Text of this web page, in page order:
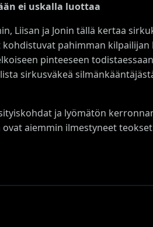
ei uskalla luottaa
Liisan ja Jonin tällä kertaa
pahimman kilpailijan
pinteeseen
sirkusväkeä
ja lyömätön
aiemmin ilmestyneet teokset